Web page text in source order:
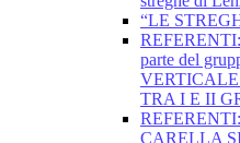
“LE
parte del
TRA I E II
CARELLA